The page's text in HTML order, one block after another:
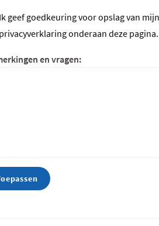
Ik geef goedkeuring voor opslag van
privacyverklaring onderaan deze pagina.
en vragen: